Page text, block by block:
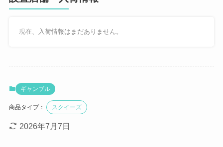
現在、入荷情報はまだありません。
ギャンブル
商品タイプ： スクイーズ
2026年7月7日